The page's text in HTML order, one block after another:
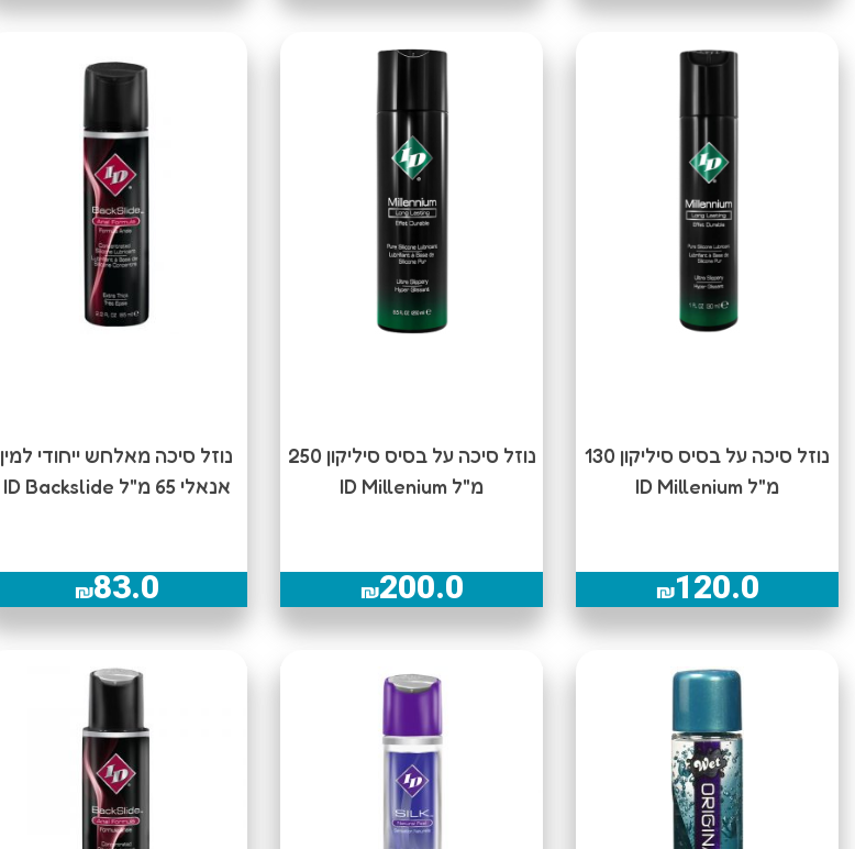
נוזל סיכה על בסיס סיליקון 130
מ"ל ID Millenium
₪120.0
נוזל סיכה על בסיס סיליקון 250
מ"ל ID Millenium
₪200.0
נוזל סיכה מאלחש ייחודי למין
אנאלי 65 מ"ל ID Backslide
₪83.0